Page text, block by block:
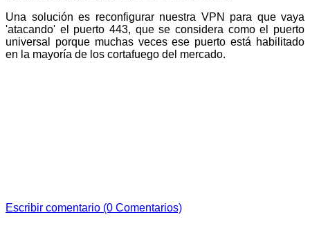
Una solución es reconfigurar nuestra VPN para que vaya
'atacando' el puerto 443, que se considera como el puerto
universal porque muchas veces ese puerto está habilitado
en la mayoría de los cortafuego del mercado.
Escribir comentario (0 Comentarios)